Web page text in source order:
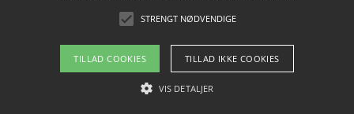
Om / kontakt
Blog Betingelser
STRENGT NØDVENDIGE
TILLAD COOKIES TILLAD IKKE COOKIES
VIS DETALJER